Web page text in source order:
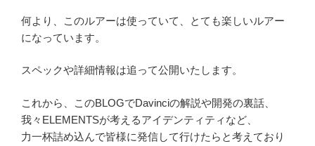
何より、このルアーは使っていて、とても楽しいルアー
になっています。
スペックや詳細情報は追って公開いたします。
これから、このBLOGでDavinciの解説や開発の裏話、
我々ELEMENTSが考えるアイデンティティなど、
力一杯詰め込んで皆様に発信して行けたらと考えており